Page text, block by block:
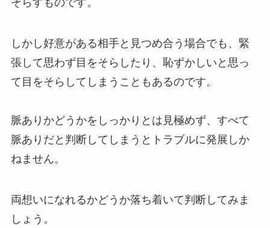
しかし好意がある相手と見つめ合う場合でも、緊
張して思わず目をそらしたり、恥ずかしいと思っ
て目をそらしてしまうこともあるのです。
脈ありかどうかをしっかりとは見極めず、すべて
脈ありだと判断してしまうとトラブルに発展しか
ねません。
両想いになれるかどうか落ち着いて判断してみま
しょう。